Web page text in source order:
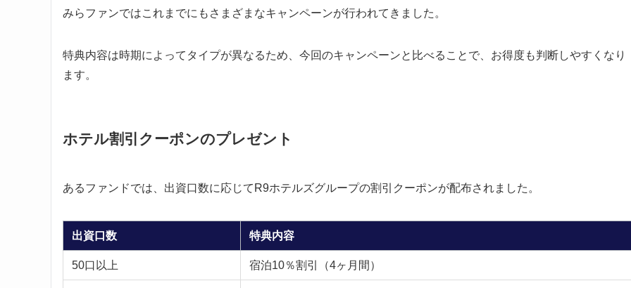
みらファンではこれまでにもさまざまなキャンペーンが行われてきました。
特典内容は時期によってタイプが異なるため、今回のキャンペーンと比べることで、お得度も判断しやすくなり
ます。
ホテル割引クーポンのプレゼント
あるファンドでは、出資口数に応じてR9ホテルズグループの割引クーポンが配布されました。
出資口数 特典内容
50口以上 宿泊10％割引（4ヶ月間）